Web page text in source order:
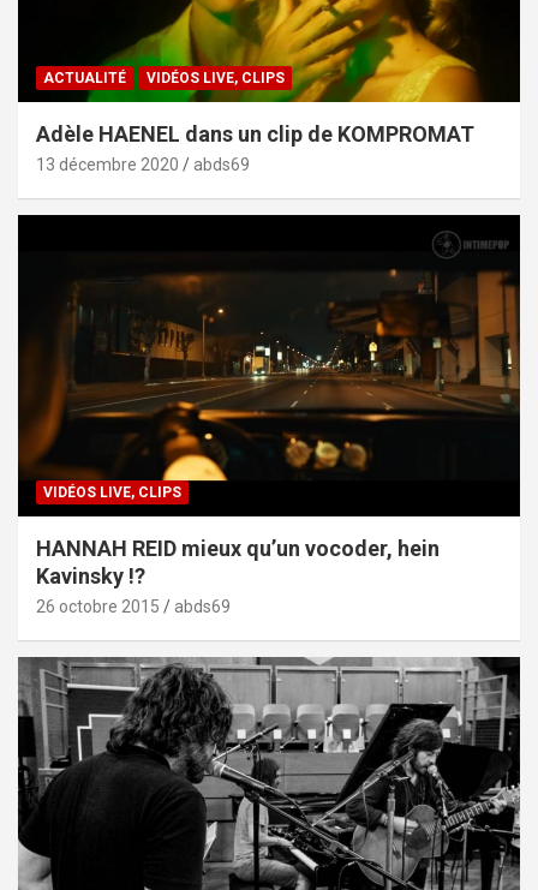
ACTUALITÉ VIDÉOS LIVE, CLIPS
Adèle HAENEL dans un clip de KOMPROMAT
13 décembre 2020 abds69
VIDÉOS LIVE, CLIPS
HANNAH REID mieux qu’un vocoder, hein
Kavinsky !?
26 octobre 2015 abds69